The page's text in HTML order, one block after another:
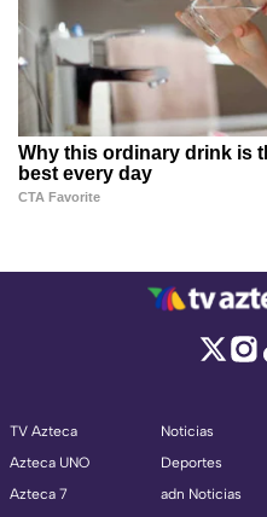
TV Azteca
Azteca UNO
Azteca 7
Noticias
Deportes
adn Noticias